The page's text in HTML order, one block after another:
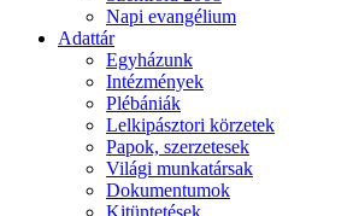
Napi evangélium
Adattár
Egyházunk
Intézmények
Plébániák
Lelkipásztori körzetek
Papok, szerzetesek
Világi munkatársak
Dokumentumok
Kitüntetések